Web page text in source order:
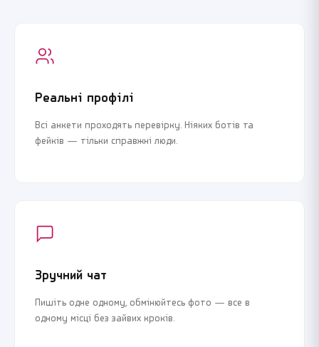
Реальні профілі
Всі анкети проходять перевірку. Ніяких ботів та
фейків — тільки справжні люди.
Зручний чат
Пишіть одне одному, обмінюйтесь фото — все в
одному місці без зайвих кроків.